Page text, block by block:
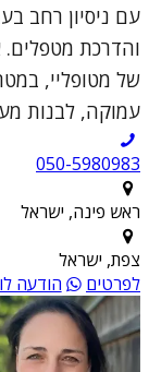
עם ניסיון רחב
והדרכת מטפלים.
של מטופליי,
עמוקה, לבנות
050-5980983
ראש פינה, ישראל
צפת, ישראל
לפרטים
הודעה